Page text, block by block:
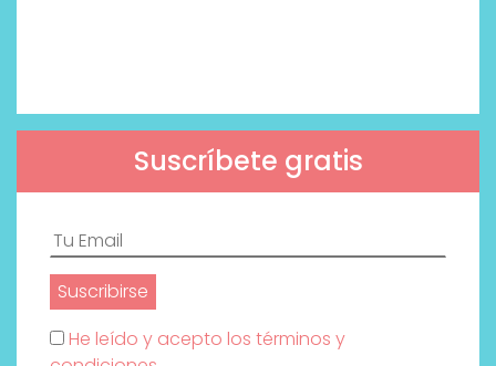
Suscríbete gratis
He leído y acepto los términos y